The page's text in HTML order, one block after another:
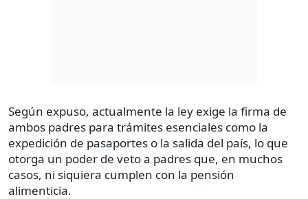
Según expuso, actualmente la ley exige la firma de
ambos padres para trámites esenciales como la
expedición de pasaportes o la salida del país, lo que
otorga un poder de veto a padres que, en muchos
casos, ni siquiera cumplen con la pensión
alimenticia.